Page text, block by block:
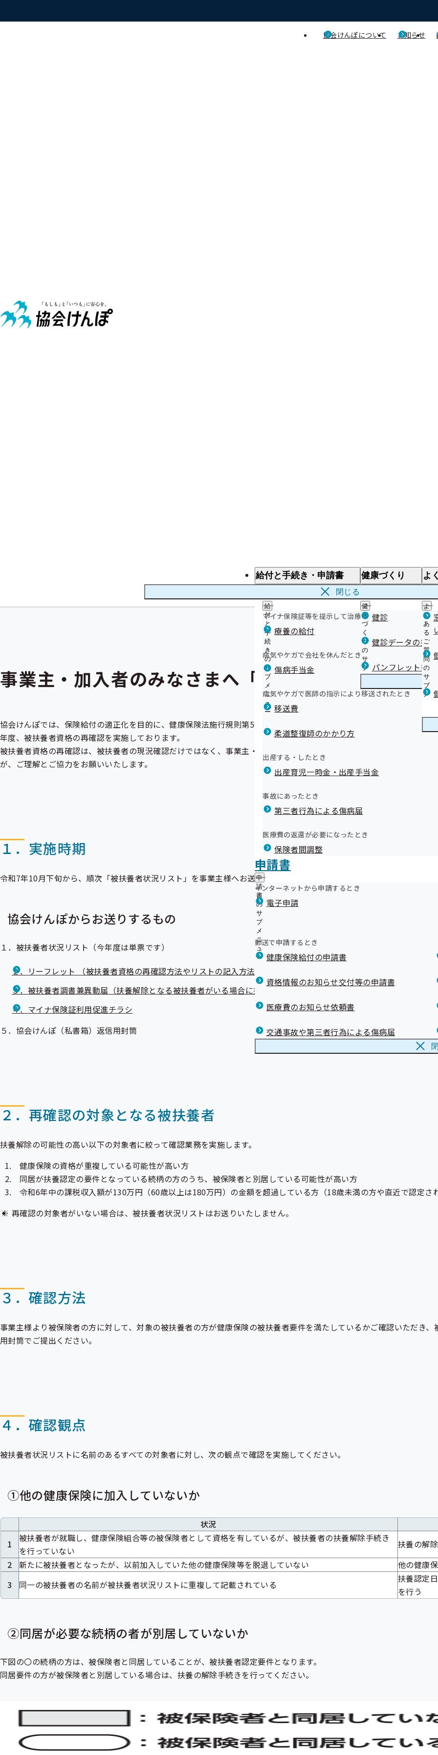
協会けんぽについて お知らせ
給付と手続き・申請書
給付と手続き
給
付
と
手
続
き
の
サ
ブ
メ
ニ
ュ
ー
マイナ保険証等を提示して治療を受けるとき
療養の給付
病気やケガで会社を休んだとき
傷病手当金
病気やケガで医師の指示により移送されたとき
移送費
柔道整復師のかかり方
出産する・したとき
出産育児一時金・出産手当金
事故にあったとき
第三者行為による傷病届
医療費の返還が必要になったとき
保険者間調整
申請書
申
請
書
の
サ
ブ
メ
ニ
ュ
ー
インターネットから申請するとき
電子申請
郵送で申請するとき
健康保険給付の申請書
資格情報のお知らせ交付等の申請書
医療費のお知らせ依頼書
交通事故や第三者行為による傷病届
健康づくり
健
康
づ
く
り
の
サ
ブ
メ
ュ
健診
健診データの提供
パンフレット等（
よ
よ
く
あ
る
ご
質
問
の
サ
ブ
メ
閉じる
事業主・加入者のみなさまへ「令和7年度被扶養者
協会けんぽでは、保険給付の適正化を目的に、健康保険法施行規則第50条に基づき、健康保険の被扶養者となっている
年度、被扶養者資格の再確認を実施しております。
被扶養者資格の再確認は、被扶養者の現況確認だけではなく、事業主・被保険者のみなさまの保険料負担の軽減につな
が、ご理解とご協力をお願いいたします。
１．実施時期
令和7年10月下旬から、順次「被扶養者状況リスト」を事業主様へお送りいたします。
協会けんぽからお送りするもの
１．被扶養者状況リスト（今年度は単票です）
２．リーフレット （被扶養者資格の再確認方法やリストの記入方法等についてのご案内）
３．被扶養者調書兼異動届（扶養解除となる被扶養者がいる場合に提出が必要です）
４．マイナ保険証利用促進チラシ
５．協会けんぽ（私書箱）返信用封筒
２．再確認の対象となる被扶養者
扶養解除の可能性の高い以下の対象者に絞って確認業務を実施します。
健康保険の資格が重複している可能性が高い方
同居が扶養認定の要件となっている続柄の方のうち、被保険者と別居している可能性が高い方
令和6年中の課税収入額が130万円（60歳以上は180万円）の金額を超過している方（18歳未満の方や直近で認定さ
再確認の対象者がいない場合は、被扶養者状況リストはお送りいたしません。
３．確認方法
事業主様より被保険者の方に対して、対象の被扶養者の方が健康保険の被扶養者要件を満たしているかご確認いただき
用封筒でご提出ください。
４．確認観点
被扶養者状況リストに名前のあるすべての対象者に対し、次の観点で確認を実施してください。
①他の健康保険に加入していないか
状況
1
被扶養者が就職し、健康保険組合等の被保険者として資格を有しているが、被扶養者の扶養解除手続き
を行っていない
扶養の解
2
新たに被扶養者となったが、以前加入していた他の健康保険等を脱退していない
他の健康
3
同一の被扶養者の名前が被扶養者状況リストに重複して記載されている
扶養認定
を行う
②同居が必要な続柄の者が別居していないか
下図の〇の続柄の方は、被保険者と同居していることが、被扶養者認定要件となります。
同居要件の方が被保険者と別居している場合は、扶養の解除手続きを行ってください。